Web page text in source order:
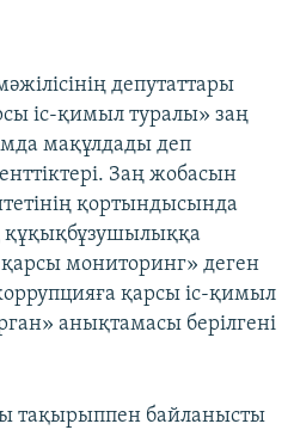
депутаттары
іс-қимыл туралы» заң
мақұлдады деп
Заң жобасын
қортындысында
құқықбұзушылыққа
мониторинг» деген
қарсы іс-қимыл
анықтамасы берілгені
тақырыппен байланысты